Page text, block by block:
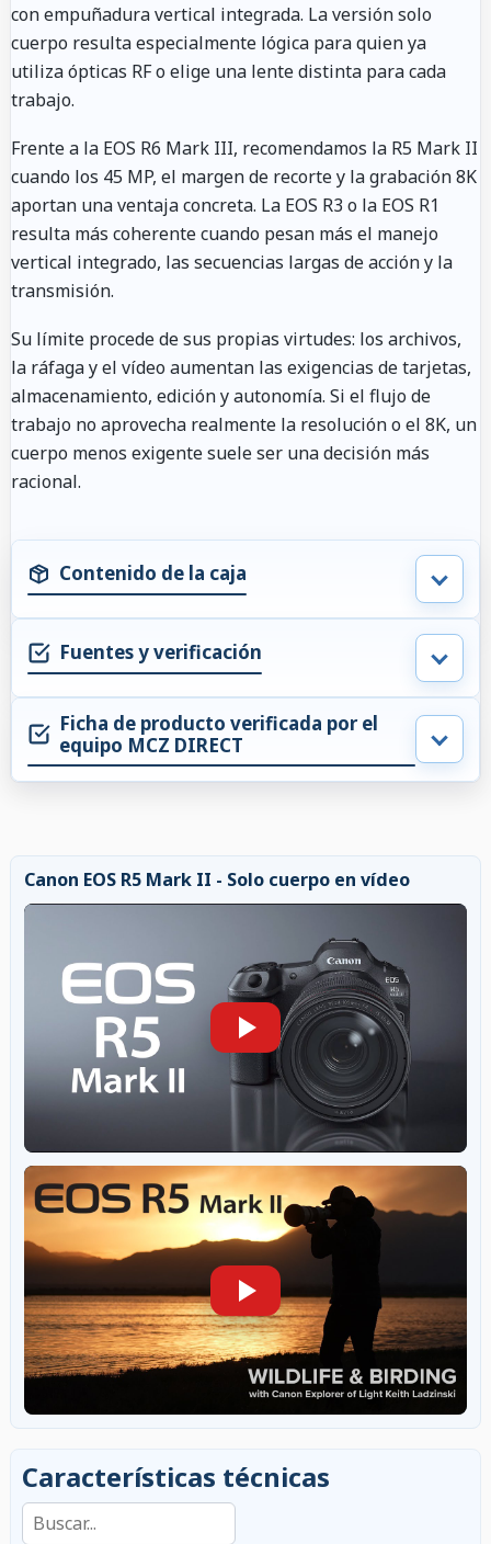
con empuñadura vertical integrada. La versión solo
cuerpo resulta especialmente lógica para quien ya
utiliza ópticas RF o elige una lente distinta para cada
trabajo.
Frente a la EOS R6 Mark III, recomendamos la R5 Mark II
cuando los 45 MP, el margen de recorte y la grabación 8K
aportan una ventaja concreta. La EOS R3 o la EOS R1
resulta más coherente cuando pesan más el manejo
vertical integrado, las secuencias largas de acción y la
transmisión.
Su límite procede de sus propias virtudes: los archivos,
la ráfaga y el vídeo aumentan las exigencias de tarjetas,
almacenamiento, edición y autonomía. Si el flujo de
trabajo no aprovecha realmente la resolución o el 8K, un
cuerpo menos exigente suele ser una decisión más
racional.
Contenido de la caja
Fuentes y verificación
Ficha de producto verificada por el
equipo MCZ DIRECT
Canon EOS R5 Mark II - Solo cuerpo en vídeo
Características técnicas
Buscar en las características